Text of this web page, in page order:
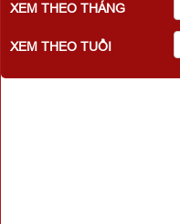
XEM THEO THÁNG
XEM THEO TUỔI